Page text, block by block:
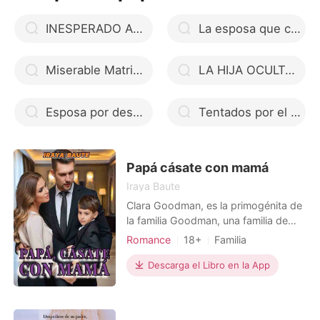
INESPERADO AMOR DEL CEO La esposa que compré
Miserable Matrimonio (Saga #1 «Amores encadenados ») LA HIJA OCULTA DEL CEO
Esposa por despecho Tentados por el Deseo
Papá cásate con mamá
Iraya Baute
Clara Goodman, es la primogénita de
la familia Goodman, una familia de
empresarios de Nueva Zelanda, su
años, y su padre volvió a casarse
poco después con una mujer que la
Romance 18+
Familia
Embarazo
CEO
Genios
Relación de una noche
Descarga el Libro en la App